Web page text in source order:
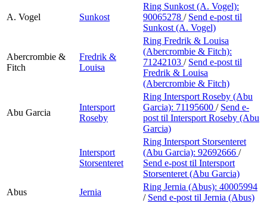
Finn frem
A. Vogel Sunkost
Ring Sunkost (A. Vogel):
90065278 / Send e-post til
Sunkost (A. Vogel)
Abercrombie &
Fitch
Fredrik &
Louisa
Ring Fredrik & Louisa
(Abercrombie & Fitch):
71242103 / Send e-post til
Fredrik & Louisa
(Abercrombie & Fitch)
Abu Garcia
Intersport
Roseby
Ring Intersport Roseby (Abu
Garcia): 71195600 / Send e-
post til Intersport Roseby (Abu
Garcia)
Intersport
Storsenteret
Ring Intersport Storsenteret
(Abu Garcia): 92692666 /
Send e-post til Intersport
Storsenteret (Abu Garcia)
Abus
Jernia
Ring Jernia (Abus): 40005994
/ Send e-post til Jernia (Abus)